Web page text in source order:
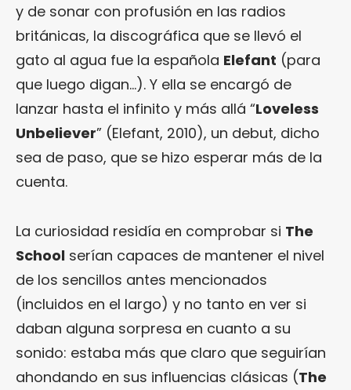
y de sonar con profusión en las radios
británicas, la discográfica que se llevó el
gato al agua fue la española Elefant (para
que luego digan…). Y ella se encargó de
lanzar hasta el infinito y más allá “Loveless
Unbeliever” (Elefant, 2010), un debut, dicho
sea de paso, que se hizo esperar más de la
cuenta.
La curiosidad residía en comprobar si The
School serían capaces de mantener el nivel
de los sencillos antes mencionados
(incluidos en el largo) y no tanto en ver si
daban alguna sorpresa en cuanto a su
sonido: estaba más que claro que seguirían
ahondando en sus influencias clásicas (The